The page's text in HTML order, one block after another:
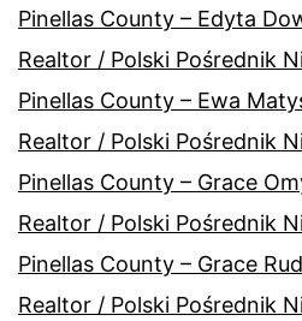
Pinellas County – Edyta
Realtor / Polski Pośrednik
Pinellas County – Ewa
Realtor / Polski Pośrednik
Pinellas County – Grace
Realtor / Polski Pośrednik
Pinellas County – Grace
Realtor / Polski Pośrednik